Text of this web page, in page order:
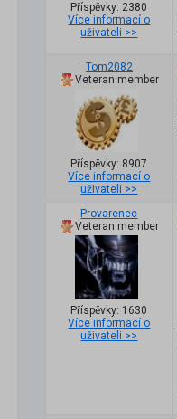
Příspěvky: 2380
Více informací o
uživateli >>
Tom2082
Veteran member
Příspěvky: 8907
Více informací o
uživateli >>
Provarenec
Veteran member
Příspěvky: 1630
Více informací o
uživateli >>